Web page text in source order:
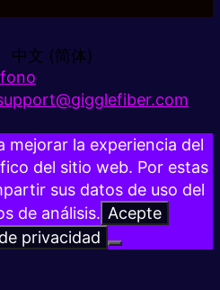
中文 (简体)
mejorar la experiencia del
del sitio web. Por estas
sus datos de uso del
de análisis. Acepte
privacidad